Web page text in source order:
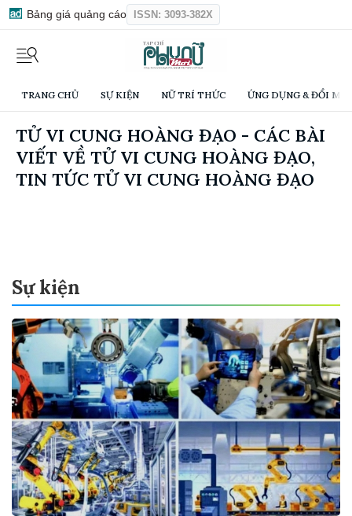
Bảng giá quảng cáo ISSN: 3093-382X
TRANG CHỦ SỰ KIỆN NỮ TRÍ THỨC ỨNG DỤNG & ĐỔI
TỬ VI CUNG HOÀNG ĐẠO - CÁC BÀI
VIẾT VỀ TỬ VI CUNG HOÀNG ĐẠO,
TIN TỨC TỬ VI CUNG HOÀNG ĐẠO
Sự kiện